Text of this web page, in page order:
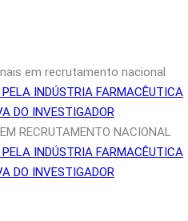
em recrutamento nacional
INDÚSTRIA FARMACÊUTICA
DO INVESTIGADOR
RECRUTAMENTO NACIONAL
INDÚSTRIA FARMACÊUTICA
DO INVESTIGADOR